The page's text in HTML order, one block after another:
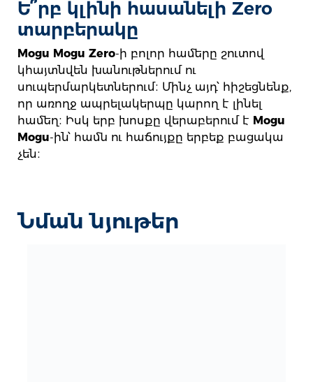
Ե՞րբ կլինի հասանելի Zero
տարբերակը
Mogu Mogu Zero-ի բոլոր համերը շուտով
կհայտնվեն խանութներում ու
սուպերմարկետներում։ Մինչ այդ՝ հիշեցնենք,
որ առողջ ապրելակերպը կարող է լինել
համեղ։ Իսկ երբ խոսքը վերաբերում է Mogu
Mogu-ին՝ համն ու հաճույքը երբեք բացակա
չեն։
Նման նյութեր